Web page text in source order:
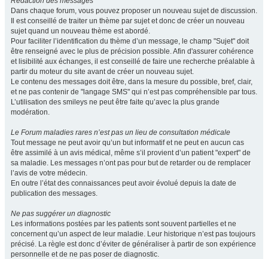
Dans chaque forum, vous pouvez proposer un nouveau sujet de discussion.
Il est conseillé de traiter un thème par sujet et donc de créer un nouveau
sujet quand un nouveau thème est abordé.
Pour faciliter l’identification du thème d’un message, le champ "Sujet" doit
être renseigné avec le plus de précision possible. Afin d'assurer cohérence
et lisibilité aux échanges, il est conseillé de faire une recherche préalable à
partir du moteur du site avant de créer un nouveau sujet.
Le contenu des messages doit être, dans la mesure du possible, bref, clair,
et ne pas contenir de "langage SMS" qui n’est pas compréhensible par tous.
L’utilisation des smileys ne peut être faite qu’avec la plus grande
modération.
Le Forum maladies rares n’est pas un lieu de consultation médicale
Tout message ne peut avoir qu’un but informatif et ne peut en aucun cas
être assimilé à un avis médical, même s’il provient d’un patient "expert" de
sa maladie. Les messages n’ont pas pour but de retarder ou de remplacer
l’avis de votre médecin.
En outre l’état des connaissances peut avoir évolué depuis la date de
publication des messages.
Ne pas suggérer un diagnostic
Les informations postées par les patients sont souvent partielles et ne
concernent qu’un aspect de leur maladie. Leur historique n’est pas toujours
précisé. La règle est donc d’éviter de généraliser à partir de son expérience
personnelle et de ne pas poser de diagnostic.